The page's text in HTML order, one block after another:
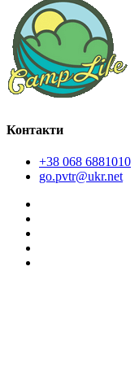
Контакти
+38 068 6881010
go.pvtr@ukr.net